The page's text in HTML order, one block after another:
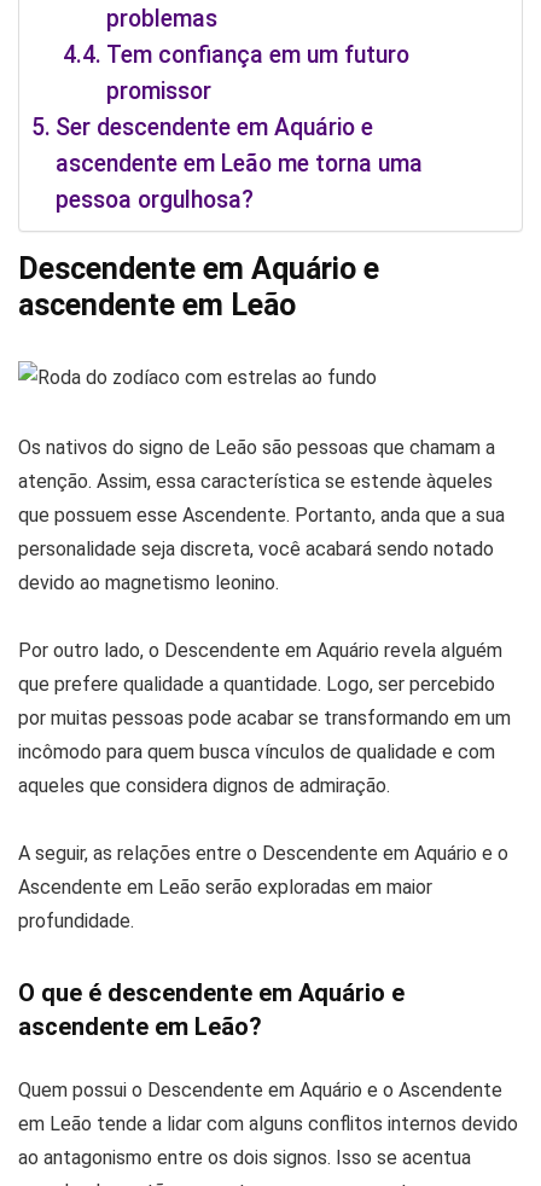
problemas
Tem confiança em um futuro
promissor
Ser descendente em Aquário e
ascendente em Leão me torna uma
pessoa orgulhosa?
Descendente em Aquário e
ascendente em Leão
Os nativos do signo de Leão são pessoas que chamam a
atenção. Assim, essa característica se estende àqueles
que possuem esse Ascendente. Portanto, anda que a sua
personalidade seja discreta, você acabará sendo notado
devido ao magnetismo leonino.
Por outro lado, o Descendente em Aquário revela alguém
que prefere qualidade a quantidade. Logo, ser percebido
por muitas pessoas pode acabar se transformando em um
incômodo para quem busca vínculos de qualidade e com
aqueles que considera dignos de admiração.
A seguir, as relações entre o Descendente em Aquário e o
Ascendente em Leão serão exploradas em maior
profundidade.
O que é descendente em Aquário e
ascendente em Leão?
Quem possui o Descendente em Aquário e o Ascendente
em Leão tende a lidar com alguns conflitos internos devido
ao antagonismo entre os dois signos. Isso se acentua